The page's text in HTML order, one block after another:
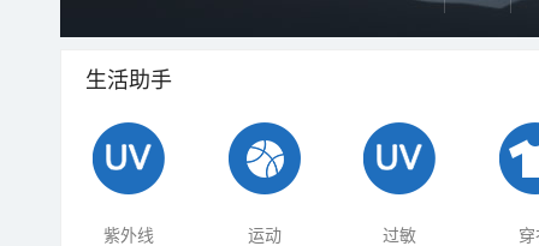
生活助手
紫外线 运动 过敏 穿